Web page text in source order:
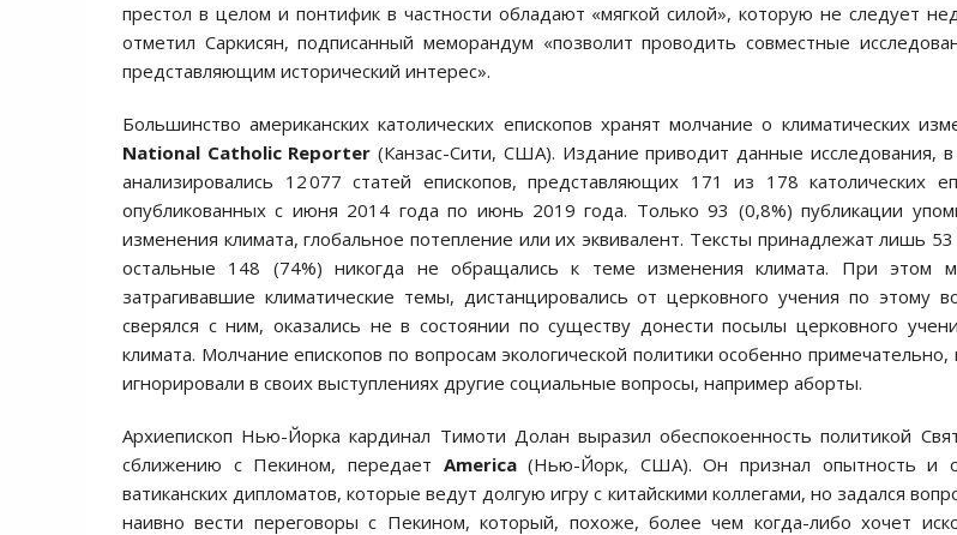
престол в целом и понтифик в частности обладают «мягкой силой», которую не следует
отметил Саркисян, подписанный меморандум «позволит проводить совместные
представляющим исторический интерес».
Большинство американских католических епископов хранят молчание о климатических
National Catholic Reporter (Канзас-Сити, США). Издание приводит данные исследования, в
анализировались 12 077 статей епископов, представляющих 171 из 178 католических
опубликованных с июня 2014 года по июнь 2019 года. Только 93 (0,8%) публикации
изменения климата, глобальное потепление или их эквивалент. Тексты принадлежат лишь 53
остальные 148 (74%) никогда не обращались к теме изменения климата. При этом
затрагивавшие климатические темы, дистанцировались от церковного учения по этому
сверялся с ним, оказались не в состоянии по существу донести посылы церковного
климата. Молчание епископов по вопросам экологической политики особенно примечательно,
игнорировали в своих выступлениях другие социальные вопросы, например аборты.
Архиепископ Нью-Йорка кардинал Тимоти Долан выразил обеспокоенность политикой
сближению с Пекином, передает America(Нью-Йорк, США). Он признал опытность и
ватиканских дипломатов, которые ведут долгую игру с китайскими коллегами, но задался
наивно вести переговоры с Пекином, который, похоже, более чем когда-либо хочет